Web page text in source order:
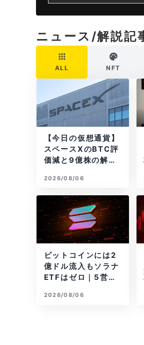
ニュース/解説記
ALL NFT
【今日の仮想通貨】
スペースXのBTC評
価減と9億株の解
BTCが盗難
2026/08/06
ビットコインには2
億ドル流入もソラナ
ETFはゼロ｜5営業
2026/08/06